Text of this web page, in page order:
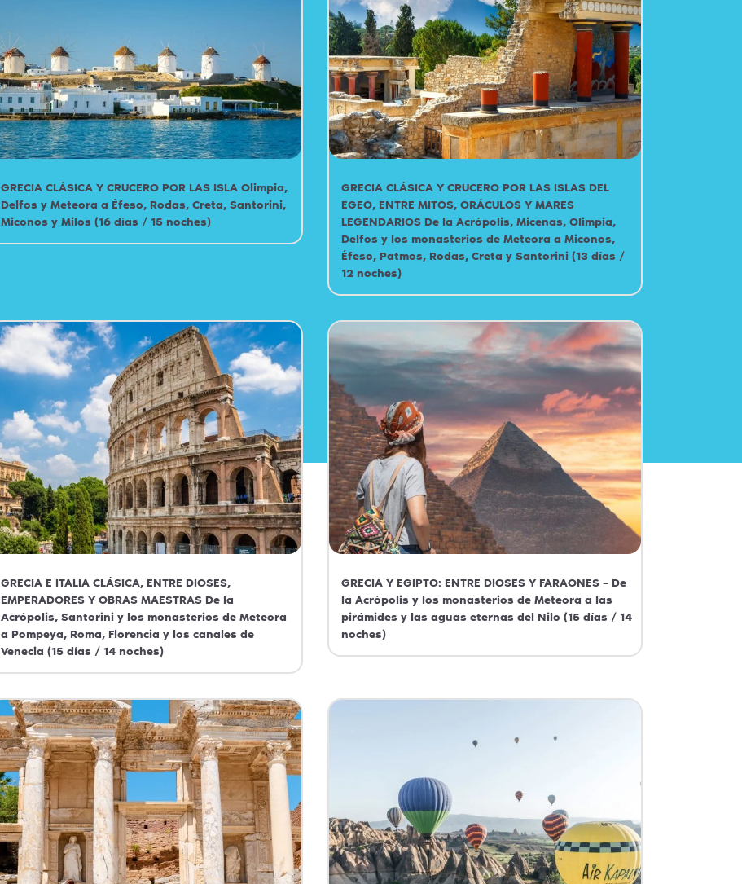
GRECIA CLÁSICA Y CRUCERO POR LAS ISLA Olimpia,
Delfos y Meteora a Éfeso, Rodas, Creta, Santorini,
Miconos y Milos (16 días / 15 noches)
Grecia
GRECIA CLÁSICA Y CRUCERO POR LAS ISLAS DEL
EGEO, ENTRE MITOS, ORÁCULOS Y MARES
LEGENDARIOS De la Acrópolis, Micenas, Olimpia,
Delfos y los monasterios de Meteora a Miconos,
Éfeso, Patmos, Rodas, Creta y Santorini (13 días /
12 noches)
Grecia
GRECIA E ITALIA CLÁSICA, ENTRE DIOSES,
EMPERADORES Y OBRAS MAESTRAS De la
Acrópolis, Santorini y los monasterios de Meteora
a Pompeya, Roma, Florencia y los canales de
Venecia (15 días / 14 noches)
Egipto
GRECIA Y EGIPTO: ENTRE DIOSES Y FARAONES – De
la Acrópolis y los monasterios de Meteora a las
pirámides y las aguas eternas del Nilo (15 días / 14
noches)